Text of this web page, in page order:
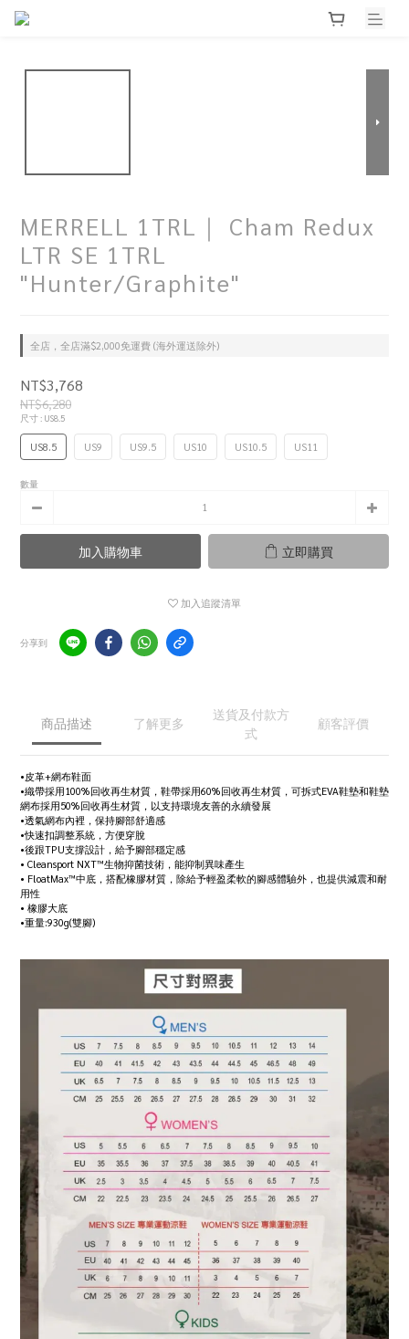
MERRELL 1TRL｜ Cham Redux
LTR SE 1TRL
"Hunter/Graphite"
全店，全店滿$2,000免運費 (海外運送除外)
NT$3,768
NT$6,280
尺寸: US8.5
US8.5 US9 US9.5 US10 US10.5 US11
數量
加入購物車 立即購買
加入追蹤清單
分享到
商品描述 了解更多
送貨及付款方
式
顧客評價
•皮革+網布鞋面
•織帶採用100%回收再生材質，鞋帶採用60%回收再生材質，可拆式EVA鞋墊和鞋墊
網布採用50%回收再生材質，以支持環境友善的永續發展
•透氣網布內裡，保持腳部舒適感
•快速扣調整系統，方便穿脫
•後跟TPU支撐設計，給予腳部穩定感
• Cleansport NXT™生物抑菌技術，能抑制異味產生
• FloatMax™中底，搭配橡膠材質，除給予輕盈柔軟的腳感體驗外，也提供減震和耐
用性
• 橡膠大底
•重量:930g(雙腳)